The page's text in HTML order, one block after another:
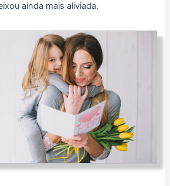
ainda mais aliviada.